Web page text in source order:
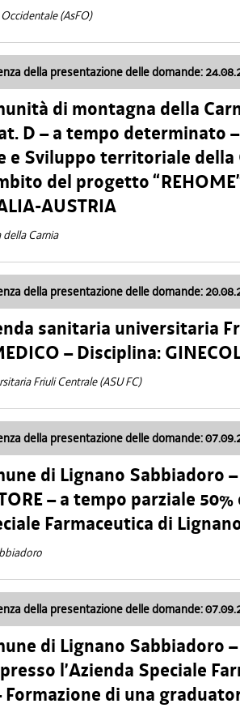
(AsFO)
della presentazione delle domande:
di montagna della
D – a tempo determinato
e Sviluppo territoriale
del progetto
AUSTRIA
Carnia
della presentazione delle domande:
sanitaria universitaria
– Disciplina:
Friuli Centrale (ASU FC)
della presentazione delle domande:
di Lignano Sabbiadoro –
– a tempo parziale
Farmaceutica di
della presentazione delle domande:
di Lignano Sabbiadoro –
l’Azienda Speciale
Formazione di una